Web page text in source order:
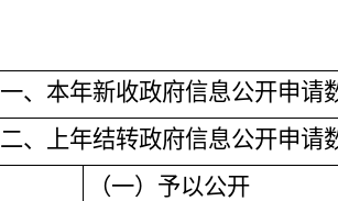
一、本年新收政府信息公开申请
二、上年结转政府信息公开申请
（一）予以公开